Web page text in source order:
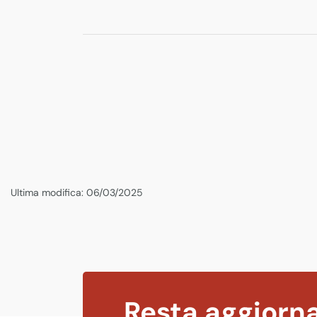
Ultima modifica: 06/03/2025